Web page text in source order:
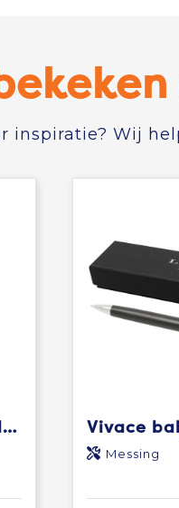
inspiratie? Wij
X6 pen met dop en ultra glide inkt
Messing